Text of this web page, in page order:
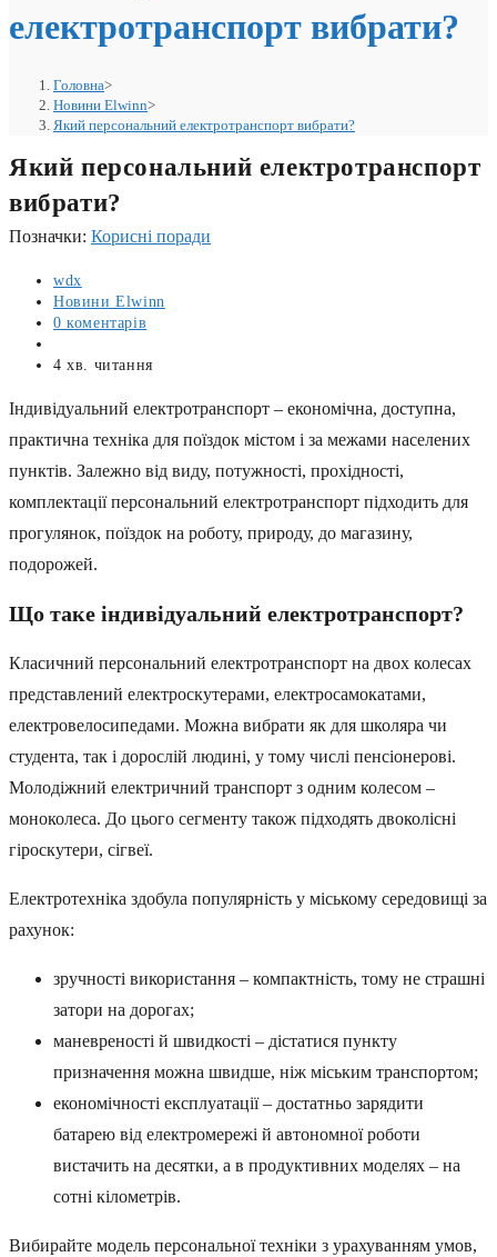
електротранспорт вибрати?
Головна>
Новини Elwinn>
Який персональний електротранспорт вибрати?
Який персональний електротранспорт
вибрати?
Позначки: Корисні поради
Автор
запису:
wdx
Категорія
запису:
Новини Elwinn
Коментарі
0 коментарів
опубліковано:
Час
4 хв. читання
Індивідуальний електротранспорт – економічна, доступна,
практична техніка для поїздок містом і за межами населених
пунктів. Залежно від виду, потужності, прохідності,
комплектації персональний електротранспорт підходить для
прогулянок, поїздок на роботу, природу, до магазину,
подорожей.
Що таке індивідуальний електротранспорт?
Класичний персональний електротранспорт на двох колесах
представлений електроскутерами, електросамокатами,
електровелосипедами. Можна вибрати як для школяра чи
студента, так і дорослій людині, у тому числі пенсіонерові.
Молодіжний електричний транспорт з одним колесом –
моноколеса. До цього сегменту також підходять двоколісні
гіроскутери, сігвеї.
Електротехніка здобула популярність у міському середовищі за
рахунок:
зручності використання – компактність, тому не страшні
затори на дорогах;
маневреності й швидкості – дістатися пункту
призначення можна швидше, ніж міським транспортом;
економічності експлуатації – достатньо зарядити
батарею від електромережі й автономної роботи
вистачить на десятки, а в продуктивних моделях – на
сотні кілометрів.
Вибирайте модель персональної техніки з урахуванням умов,